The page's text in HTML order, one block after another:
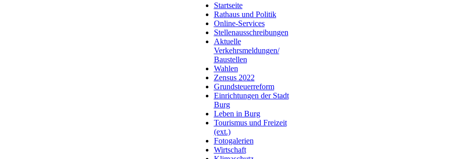
Startseite
Rathaus und Politik
Online-Services
Stellenausschreibungen
Aktuelle
Verkehrsmeldungen/
Baustellen
Wahlen
Zensus 2022
Grundsteuerreform
Einrichtungen der Stadt
Burg
Leben in Burg
Tourismus und Freizeit
(ext.)
Fotogalerien
Wirtschaft